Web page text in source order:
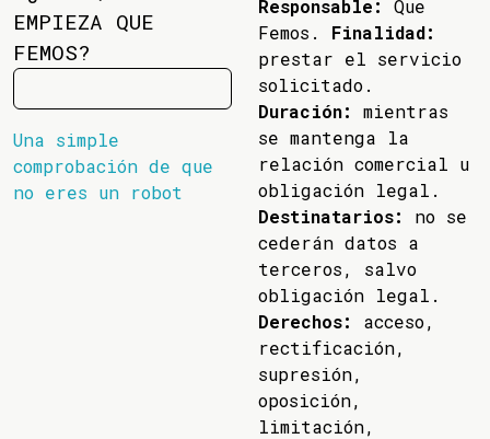
EMPIEZA QUE
FEMOS?
Una simple
comprobación de que
no eres un robot
Responsable:
Que
Femos. Finalidad:
prestar el servicio
solicitado.
Duración:
mientras
se mantenga la
relación comercial u
obligación legal.
Destinatarios:
no se
cederán datos a
terceros, salvo
obligación legal.
Derechos:
acceso,
rectificación,
supresión,
oposición,
limitación,